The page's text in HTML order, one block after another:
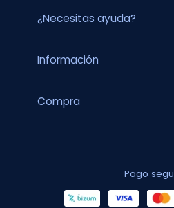
¿Necesitas ayuda?
Información
Compra
Pago